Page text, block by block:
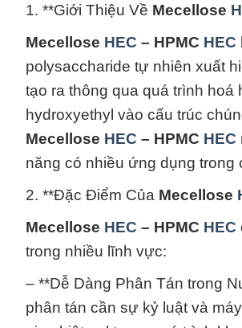
1. **Giới Thiệu Về Mecellose
Mecellose HEC – HPMC HEC
polysaccharide tự nhiên xuất
tạo ra thông qua quá trình
hydroxyethyl vào cấu trúc
Mecellose HEC – HPMC HEC
năng có nhiều ứng dụng trong
2. **Đặc Điểm Của Mecellose
Mecellose HEC – HPMC HEC
trong nhiều lĩnh vực:
– **Dễ Dàng Phân Tán trong
phân tán cần sự kỷ luật và